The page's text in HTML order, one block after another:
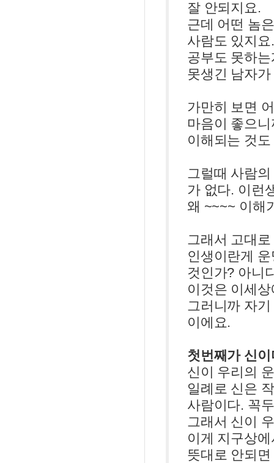
잘 안되지요.
근데 어떤 놈
사람도 있지
공부도 못하
못생긴 남자
가만히 보면
마음이 좋으
이해되는 것
그럴때 사람
가 없다. 이런
왜 ~~~~ 이해
그래서 고대
인생이란게
것인가? 아니
이것은 이세
그러니까 자
이에요.
첫번째가 신이
신이 우리의
일례로 신은
사람이다. 꼭
그래서 신이
이게 지구상
뜻대로 안되